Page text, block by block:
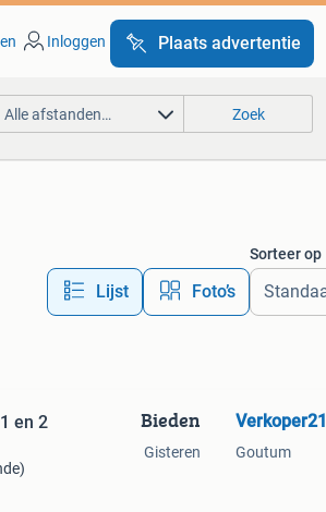
Inloggen Plaats advertentie
Alle afstanden… Zoek
Lijst Foto’s
Sorteer op
en 2
Bieden
Gisteren
Verkoper21
Goutum